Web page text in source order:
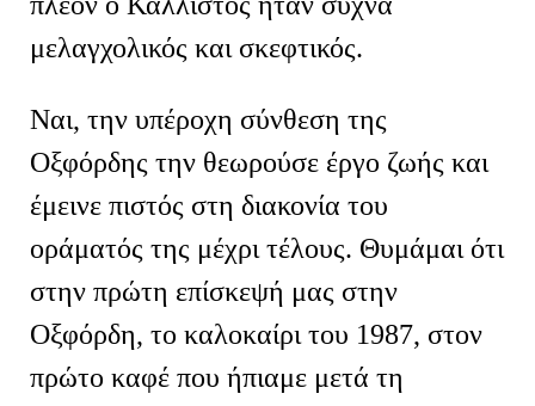
μελαγχολικός και σκεφτικός.
Ναι, την υπέροχη σύνθεση της
Οξφόρδης την θεωρούσε έργο ζωής και
έμεινε πιστός στη διακονία του
οράματός της μέχρι τέλους. Θυμάμαι ότι
στην πρώτη επίσκεψή μας στην
Οξφόρδη, το καλοκαίρι του 1987, στον
πρώτο καφέ που ήπιαμε μετά τη